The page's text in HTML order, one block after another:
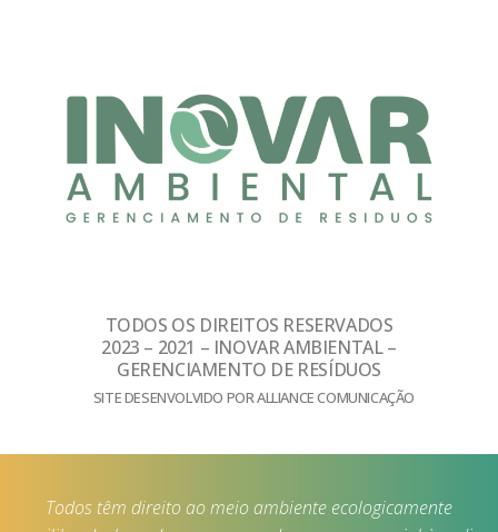
TODOS OS DIREITOS RESERVADOS
2023 – 2021 – INOVAR AMBIENTAL –
GERENCIAMENTO DE RESÍDUOS
SITE DESENVOLVIDO POR ALLIANCE COMUNICAÇÃO
Todos têm direito ao meio ambiente ecologicamente